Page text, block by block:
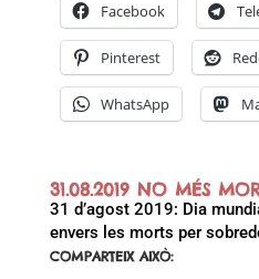
Facebook
Pinterest
WhatsApp
31.08.2019 NO MÉS
31 d’agost 2019: Dia
envers les morts per
COMPARTEIX AIXÒ: